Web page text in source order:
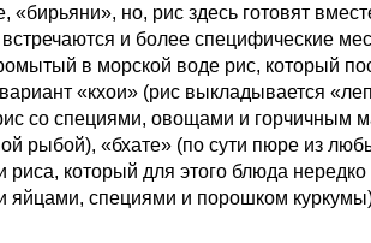
«бирьяни», но, рис здесь готовят
и более специфические
в морской воде рис, который
«кхои» (рис выкладывается
со специями, овощами и горчичным
рыбой), «бхате» (по сути пюре из
который для этого блюда
специями и порошком